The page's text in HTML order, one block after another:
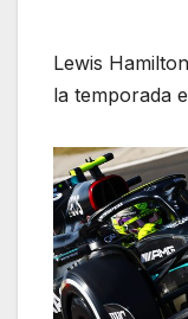
Lewis
la temporada